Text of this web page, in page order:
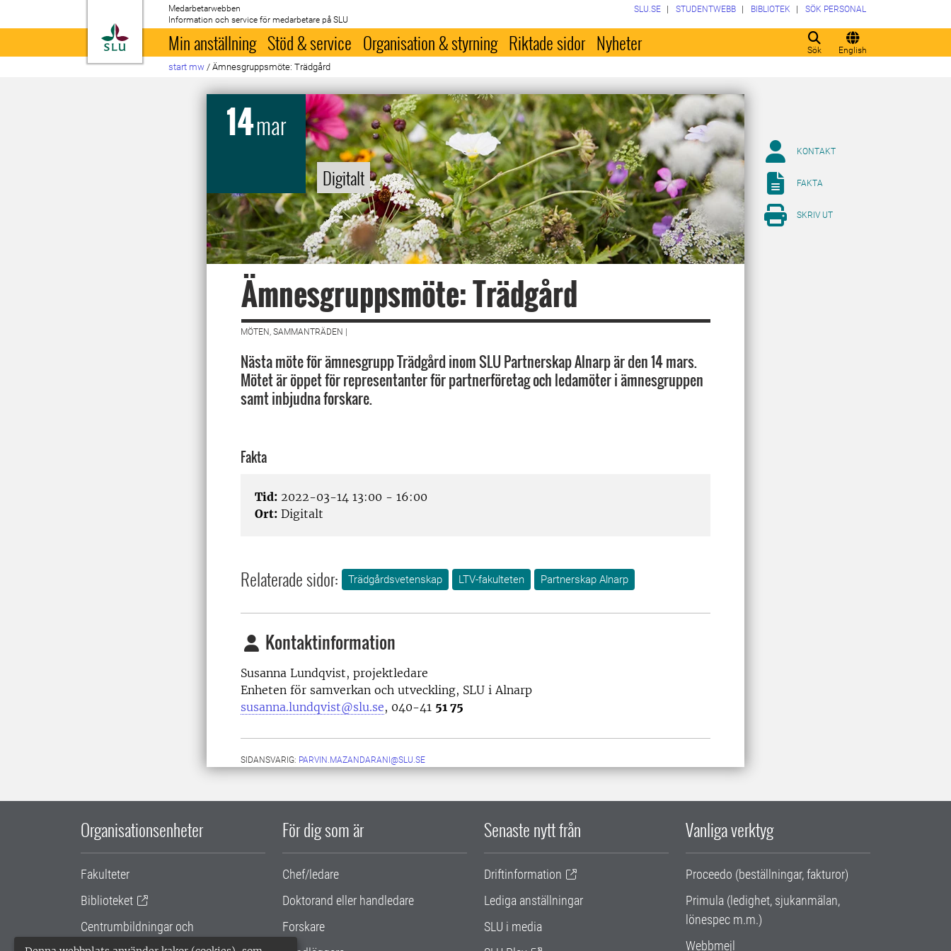
Till startsida
Medarbetarwebben
Information och service för medarbetare på SLU
Sök English
SLU.SE STUDENTWEBB BIBLIOTEK SÖK PERSONAL
Min anställning Stöd & service Organisation & styrning Riktade sidor Nyheter
start mw / Ämnesgruppsmöte: Trädgård
14mar
Digitalt
Ämnesgruppsmöte: Trädgård
MÖTEN, SAMMANTRÄDEN |
Nästa möte för ämnesgrupp Trädgård inom SLU Partnerskap Alnarp är den 14 mars.
Mötet är öppet för representanter för partnerföretag och ledamöter i ämnesgruppen
samt inbjudna forskare.
Fakta
Tid: 2022-03-14 13:00 - 16:00
Ort: Digitalt
Relaterade sidor: Trädgårdsvetenskap LTV-fakulteten Partnerskap Alnarp
Kontaktinformation
Susanna Lundqvist, projektledare
Enheten för samverkan och utveckling, SLU i Alnarp
susanna.lundqvist@slu.se, 040-41 51 75
SIDANSVARIG: PARVIN.MAZANDARANI@SLU.SE
KONTAKT
FAKTA
SKRIV UT
Organisationsenheter
Fakulteter
Biblioteket
Centrumbildningar och
samarbetsprojekt
För dig som är
Chef/ledare
Doktorand eller handledare
Forskare
Senaste nytt från
Driftinformation
Lediga anställningar
SLU i media
Vanliga verktyg
Proceedo (beställningar, fakturor)
Primula (ledighet, sjukanmälan,
lönespec m.m.)
Webbmejl